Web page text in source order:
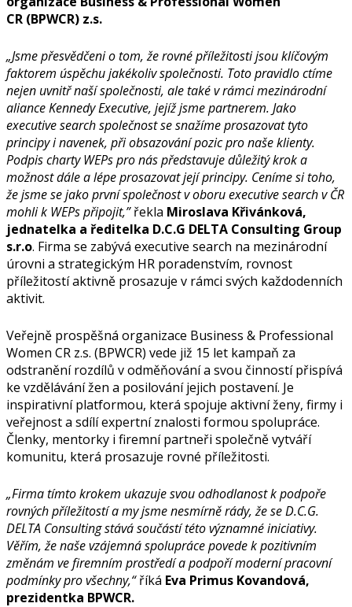
CR (BPWCR) z.s.
„Jsme přesvědčeni o tom, že rovné příležitosti jsou klíčovým
faktorem úspěchu jakékoliv společnosti. Toto pravidlo ctíme
nejen uvnitř naší společnosti, ale také v rámci mezinárodní
aliance Kennedy Executive, jejíž jsme partnerem. Jako
executive search společnost se snažíme prosazovat tyto
principy i navenek, při obsazování pozic pro naše klienty.
Podpis charty WEPs pro nás představuje důležitý krok a
možnost dále a lépe prosazovat její principy. Ceníme si toho,
že jsme se jako první společnost v oboru executive search v ČR
mohli k WEPs připojit,”řekla Miroslava Křivánková,
jednatelka a ředitelka D.C.G DELTA Consulting Group
s.r.o. Firma se zabývá executive search na mezinárodní
úrovni a strategickým HR poradenstvím, rovnost
příležitostí aktivně prosazuje v rámci svých každodenních
aktivit.
Veřejně prospěšná organizace Business & Professional
Women CR z.s. (BPWCR) vede již 15 let kampaň za
odstranění rozdílů v odměňování a svou činností přispívá
ke vzdělávání žen a posilování jejich postavení. Je
inspirativní platformou, která spojuje aktivní ženy, firmy i
veřejnost a sdílí expertní znalosti formou spolupráce.
Členky, mentorky i firemní partneři společně vytváří
komunitu, která prosazuje rovné příležitosti.
„Firma tímto krokem ukazuje svou odhodlanost k podpoře
rovných příležitostí a my jsme nesmírně rády, že se D.C.G.
DELTA Consulting stává součástí této významné iniciativy.
Věřím, že naše vzájemná spolupráce povede k pozitivním
změnám ve firemním prostředí a podpoří moderní pracovní
podmínky pro všechny,“říká Eva Primus Kovandová,
prezidentka BPWCR.